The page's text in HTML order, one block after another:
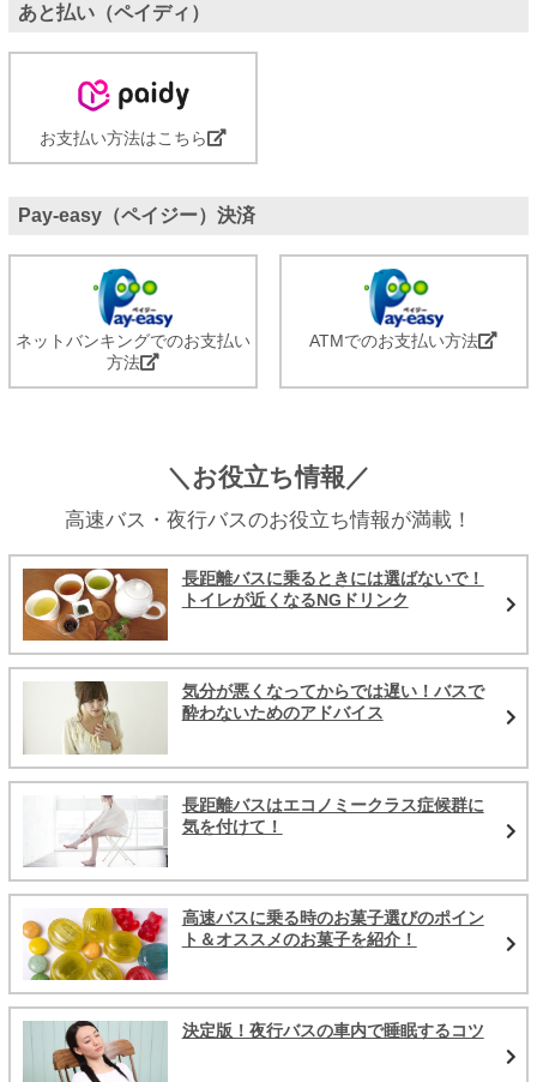
あと払い（ペイディ）
お支払い方法はこちら
Pay-easy（ペイジー）決済
ネットバンキングでのお支払い
方法
ATMでのお支払い方法
＼お役立ち情報／
高速バス・夜行バスのお役立ち情報が満載！
長距離バスに乗るときには選ばないで！
トイレが近くなるNGドリンク
気分が悪くなってからでは遅い！バスで
酔わないためのアドバイス
長距離バスはエコノミークラス症候群に
気を付けて！
高速バスに乗る時のお菓子選びのポイン
ト＆オススメのお菓子を紹介！
決定版！夜行バスの車内で睡眠するコツ